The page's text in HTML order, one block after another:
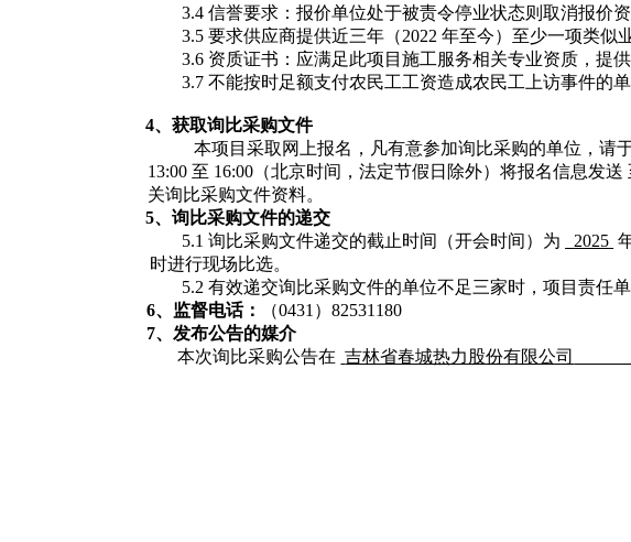
3.4 信誉要求：报价单位处于被责令停业状态则取消报价
3.5 要求供应商提供近三年（2022年至今）至少一项类似
3.6 资质证书：应满足此项目施工服务相关专业资质，提
3.7 不能按时足额支付农民工工资造成农民工上访事件的
4、获取询比采购文件
本项目采取网上报名，凡有意参加询比采购的单位，请
13:00 至 16:00（北京时间，法定节假日除外）将报名信息发送
关询比采购文件资料。
5、询比采购文件的递交
5.1 询比采购文件递交的截止时间（开会时间）为
2025
时进行现场比选。
5.2 有效递交询比采购文件的单位不足三家时，项目责任
6、监督电话：
（0431）82531180
7、发布公告的媒介
本次询比采购公告在 吉林省春城热力股份有限公司